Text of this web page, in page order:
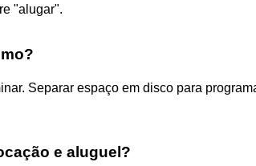
"alugar".
Separar espaço em disco para
e aluguel?